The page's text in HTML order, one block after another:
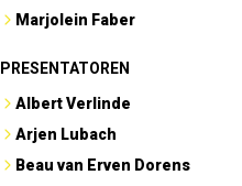
Marjolein Faber
PRESENTATOREN
Albert Verlinde
Arjen Lubach
Beau van Erven Dorens